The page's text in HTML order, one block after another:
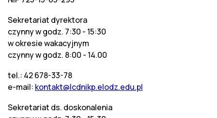
Sekretariat dyrektora
czynny w godz. 7:30 - 15:30
w okresie wakacyjnym
czynny w godz. 8:00 - 14.00
tel.: 42 678-33-78
e-mail: kontakt@lcdnikp.elodz.edu.pl
Sekretariat ds. doskonalenia